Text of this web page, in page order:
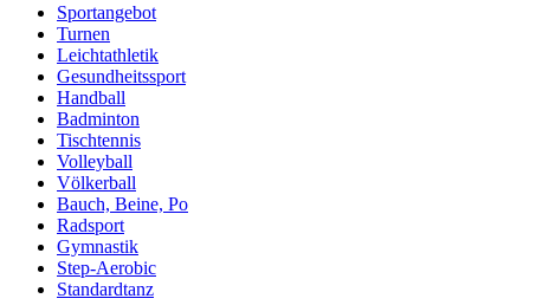
Sportangebot
Turnen
Leichtathletik
Gesundheitssport
Handball
Badminton
Tischtennis
Volleyball
Völkerball
Bauch, Beine, Po
Radsport
Gymnastik
Step-Aerobic
Standardtanz